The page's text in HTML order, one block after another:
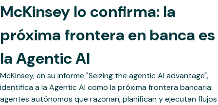
McKinsey lo confirma: la
próxima frontera en banca es
la Agentic AI
McKinsey, en su informe "Seizing the agentic AI advantage",
identifica a la Agentic AI como la próxima frontera bancaria:
agentes autónomos que razonan, planifican y ejecutan flujos